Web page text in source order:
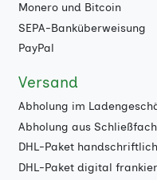
Monero und Bitcoin
SEPA-Banküberweisung
PayPal
Versand
Abholung im
Abholung aus
DHL-Paket
DHL-Paket digital